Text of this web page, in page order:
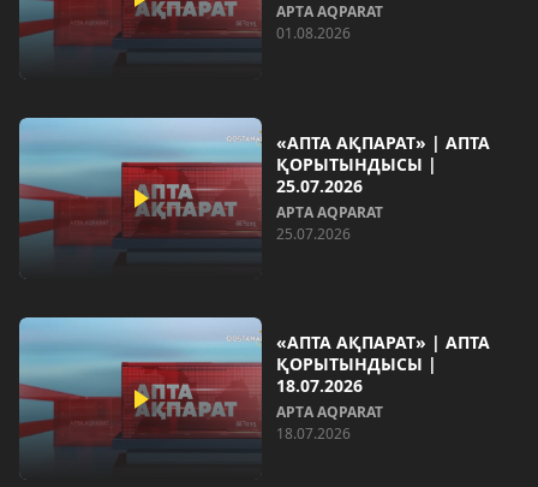
AРТA AQPARAT
01.08.2026
«АПТА АҚПАРАТ» | АПТА
ҚОРЫТЫНДЫСЫ |
25.07.2026
AРТA AQPARAT
25.07.2026
«АПТА АҚПАРАТ» | АПТА
ҚОРЫТЫНДЫСЫ |
18.07.2026
AРТA AQPARAT
18.07.2026